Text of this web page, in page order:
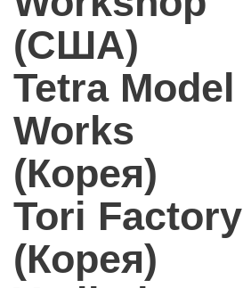
(США)
Tetra Model
Works
(Корея)
Tori Factory
(Корея)